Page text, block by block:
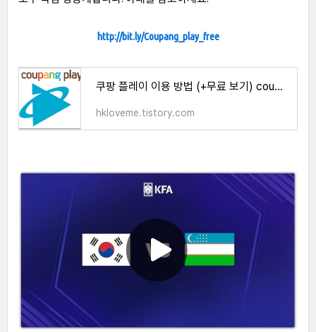
http://bit.ly/Coupang_play_free
쿠팡 플레이 이용 방법 (+무료 보기) coupang play
hkloveme.tistory.com